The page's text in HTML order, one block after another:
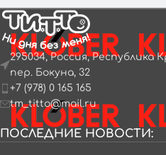
295034, Россия, Республика
пер. Бокуна, 32
+7 (978) 0 165 165
tm_titto@mail.ru
ПОСЛЕДНИЕ НОВОСТИ: